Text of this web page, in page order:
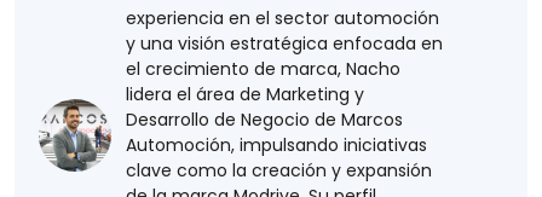
experiencia en el sector automoción
y una visión estratégica enfocada en
el crecimiento de marca, Nacho
lidera el área de Marketing y
Desarrollo de Negocio de Marcos
Automoción, impulsando iniciativas
clave como la creación y expansión